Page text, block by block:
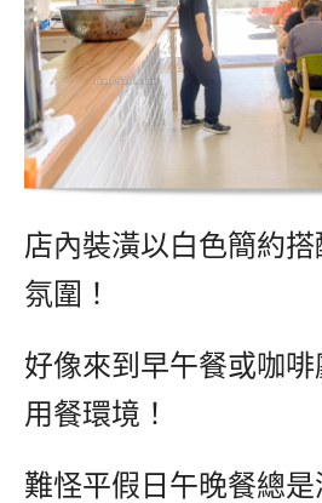
店內裝潢以白色簡約
氛圍！
好像來到早午餐或咖
用餐環境！
難怪平假日午晚餐總是